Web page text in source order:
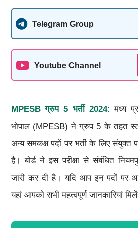
Telegram Group
Youtube Channel
MPESB ग्रुप 5 भर्ती 2024: मध्य
भोपाल (MPESB) ने ग्रुप 5 के तहत
अन्य समकक्ष पदों पर भर्ती के लिए संयुक्त
है। बोर्ड ने इस परीक्षा से संबंधित
जारी कर दी है। यदि आप इन पदों पर
यहां आपको सभी महत्वपूर्ण जानकारियां